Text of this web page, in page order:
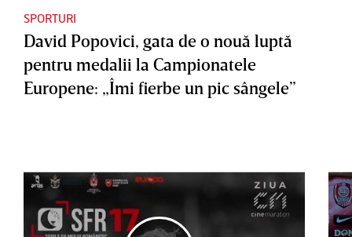
SPORTURI
David Popovici, gata de o nouă luptă
pentru medalii la Campionatele
Europene: „Îmi fierbe un pic sângele”